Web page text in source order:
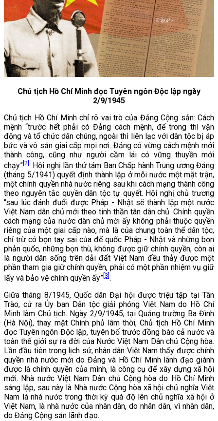
Chủ tịch Hồ Chí Minh đọc Tuyên ngôn Độc lập ngày
2/9/1945
Chủ tịch Hồ Chí Minh chỉ rõ vai trò của Đảng Cộng sản: Cách
mệnh “trước hết phải có Đảng cách mệnh, để trong thì vận
động và tổ chức dân chúng, ngoài thì liên lạc với dân tộc bị áp
bức và vô sản giai cấp mọi nơi. Đảng có vững cách mệnh mới
thành công, cũng như người cầm lái có vững thuyền mới
chạy”[2]. Hội nghị lần thứ tám Ban Chấp hành Trung ương Đảng
(tháng 5/1941) quyết định thành lập ở mỗi nước một mặt trận,
một chính quyền nhà nước riêng sau khi cách mạng thành công
theo nguyên tắc quyền dân tộc tự quyết. Hội nghị chủ trương
“sau lúc đánh đuổi được Pháp - Nhật sẽ thành lập một nước
Việt Nam dân chủ mới theo tinh thần tân dân chủ. Chính quyền
cách mạng của nước dân chủ mới ấy không phải thuộc quyền
riêng của một giai cấp nào, mà là của chung toàn thể dân tộc,
chỉ trừ có bọn tay sai của đế quốc Pháp - Nhật và những bọn
phản quốc, những bọn thù, không được giữ chính quyền, còn ai
là người dân sống trên dải đất Việt Nam đều thảy được một
phần tham gia giữ chính quyền, phải có một phần nhiệm vụ giữ
lấy và bảo vệ chính quyền ấy” [3] .
Giữa tháng 8/1945, Quốc dân Đại hội được triệu tập tại Tân
Trào, cử ra Ủy ban Dân tộc giải phóng Việt Nam do Hồ Chí
Minh làm Chủ tịch. Ngày 2/9/1945, tại Quảng trường Ba Đình
(Hà Nội), thay mặt Chính phủ lâm thời, Chủ tịch Hồ Chí Minh
đọc Tuyên ngôn Độc lập, tuyên bố trước đồng bào cả nước và
toàn thế giới sự ra đời của Nước Việt Nam Dân chủ Cộng hòa.
Lần đầu tiên trong lịch sử, nhân dân Việt Nam thấy được chính
quyền nhà nước mới do Đảng và Hồ Chí Minh lãnh đạo giành
được là chính quyền của mình, là công cụ để xây dựng xã hội
mới. Nhà nước Việt Nam Dân chủ Cộng hòa do Hồ Chí Minh
sáng lập, sau này là Nhà nước Cộng hòa xã hội chủ nghĩa Việt
Nam là nhà nước trong thời kỳ quá độ lên chủ nghĩa xã hội ở
Việt Nam, là nhà nước của nhân dân, do nhân dân, vì nhân dân,
do Đảng Cộng sản lãnh đạo.